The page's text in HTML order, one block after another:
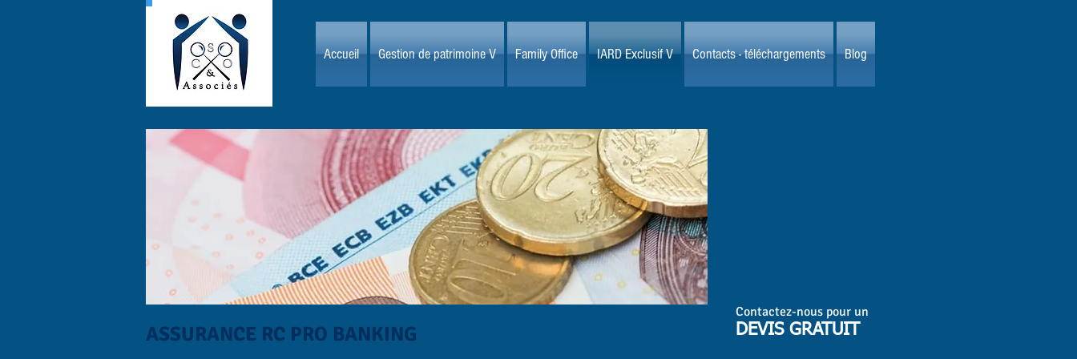
Accueil Gestion de patrimoine V Family Office IARD Exclusif V Contacts - téléchargements Blog
ASSURANCE RC PRO BANKING
Contactez-nous pour un
DEVIS GRATUIT